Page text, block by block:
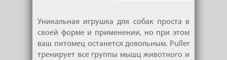
Уникальная игрушка для собак проста в
своей форме и применении, но при этом
ваш питомец останется довольным. Puller
тренирует все группы мышц животного и